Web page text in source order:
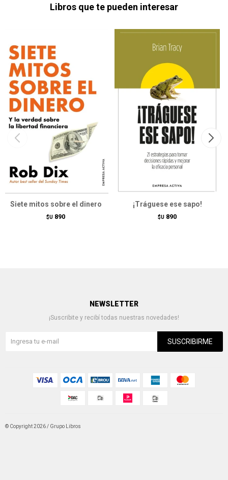
Libros que te pueden interesar
Siete mitos sobre el dinero
$U 890
¡Tráguese ese sapo!
$U 890
NEWSLETTER
¡Suscribite y recibí todas nuestras novedades!
SUSCRIBIRME
© Copyright 2026 / Grupo Libros